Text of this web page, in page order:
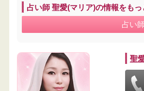
占い師 聖愛(マリア)の情報をもっ
占い
聖